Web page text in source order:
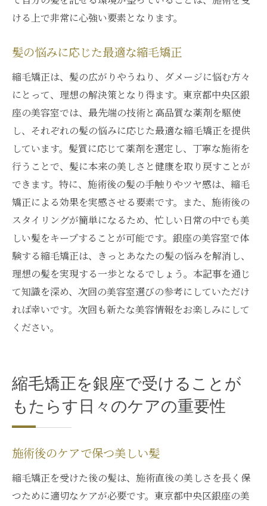
ける上で非常に心強い要素となります。
髪の悩みに応じた最適な縮毛矯正
縮毛矯正は、髪の広がりやうねり、ダメージに悩む方々
にとって、理想の解決策となり得ます。東京都中央区銀
座の美容室では、最先端の技術と高品質な薬剤を駆使
し、それぞれの髪の悩みに応じた最適な縮毛矯正を提供
しています。髪質に応じて薬剤を選定し、丁寧な施術を
行うことで、髪に本来の美しさと健康を取り戻すことが
できます。特に、施術後の髪の手触りやツヤ感は、縮毛
矯正による効果を実感させる要素です。また、施術後の
スタイリングが簡単になるため、忙しい日常の中でも美
しい髪をキープすることが可能です。銀座の美容室で体
験する縮毛矯正は、きっとあなたの髪の悩みを解消し、
理想の髪を実現する一歩となるでしょう。本記事を通じ
て知識を深め、次回の美容室選びの参考にしていただけ
れば幸いです。次回も新たな美容情報をお楽しみにして
ください。
縮毛矯正を銀座で受けることが
もたらす日々のケアの重要性
施術後のケアで保つ美しい髪
縮毛矯正を受けた後の髪は、施術直後の美しさを長く保
つために適切なケアが必要です。東京都中央区銀座の美